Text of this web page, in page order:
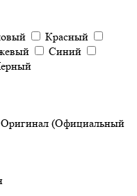
Красный
Синий
Оригинал (Официальный